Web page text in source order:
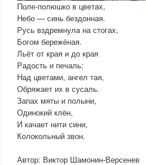
Поле-полюшко в цветах,
Небо — синь бездонная.
Русь вздремнула на стогах,
Богом бережёная.
Льёт от края и до края
Радость и печаль;
Над цветами, ангел тая,
Обряжает их в сусаль.
Запах мяты и полыни,
Одинокий клён,
И качает нити сини,
Колокольный звон.
Автор: Виктор Шамонин-Версенев